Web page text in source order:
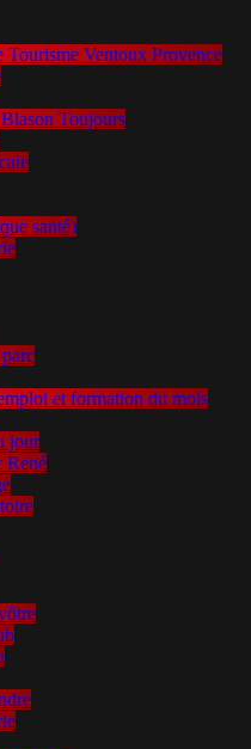
Ventoux Provence
Toujours
santé)
et formation du mois
jour
René